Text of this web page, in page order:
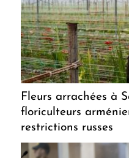
Fleurs arrachées à
floriculteurs
restrictions russes